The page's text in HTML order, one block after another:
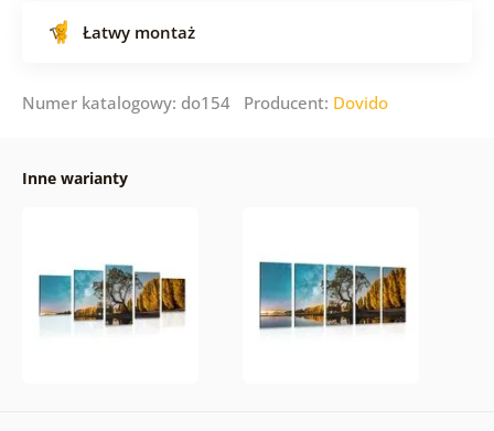
Łatwy montaż
Numer katalogowy: do154 Producent: Dovido
Inne warianty